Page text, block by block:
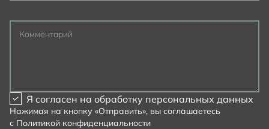
Комментарий
Я согласен на обработку персональных данных
Нажимая на кнопку «Отправить», вы соглашаетесь
с Политикой конфиденциальности